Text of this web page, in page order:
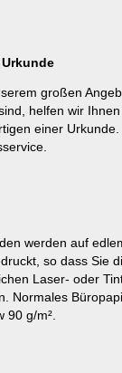
großen
helfen wir
einer
werden auf
so dass Sie
Laser- oder
Normales
90 g/m².